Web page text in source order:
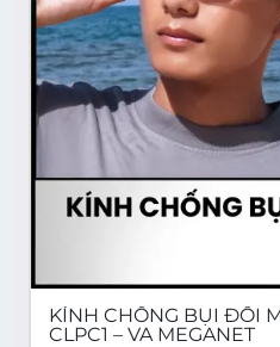
KÍNH CHỐNG BỤI ĐỔI
CLPC1 – VA MEGANET